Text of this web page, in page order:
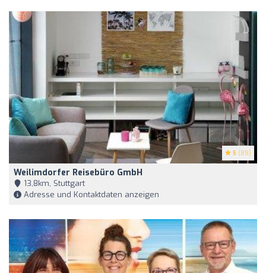
5 (89)
Weilimdorfer Reisebüro GmbH
13,8km, Stuttgart
Adresse und Kontaktdaten anzeigen